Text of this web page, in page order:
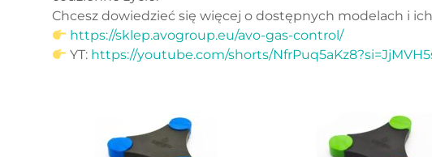
Chcesz dowiedzieć się więcej o dostępnych modelach i
https://sklep.avogroup.eu/avo-gas-control/
YT: https://youtube.com/shorts/